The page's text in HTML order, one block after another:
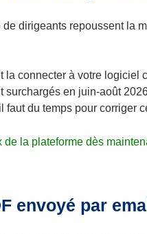
de dirigeants repoussent la
connecter à votre logiciel
surchargés en juin-août
du temps pour corriger
la plateforme dès
envoyé par